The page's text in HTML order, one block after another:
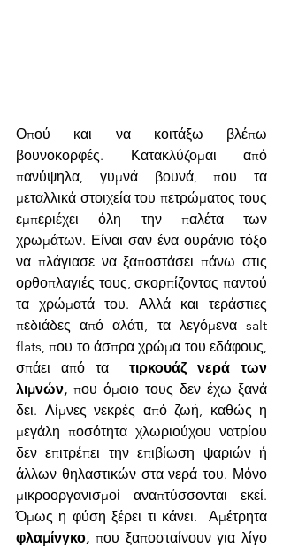
Οπού και να κοιτάξω βλέπω
βουνοκορφές. Κατακλύζομαι από
πανύψηλα, γυμνά βουνά, που τα
μεταλλικά στοιχεία του πετρώματος τους
εμπεριέχει όλη την παλέτα των
χρωμάτων. Είναι σαν ένα ουράνιο τόξο
να πλάγιασε να ξαποστάσει πάνω στις
ορθοπλαγιές τους, σκορπίζοντας παντού
τα χρώματά του. Αλλά και τεράστιες
πεδιάδες από αλάτι, τα λεγόμενα salt
flats, που το άσπρα χρώμα του εδάφους,
σπάει από τα
τιρκουάζ νερά των
λιμνών, που όμοιο τους δεν έχω ξανά
δει. Λίμνες νεκρές από ζωή, καθώς η
μεγάλη ποσότητα χλωριούχου νατρίου
δεν επιτρέπει την επιβίωση ψαριών ή
άλλων θηλαστικών στα νερά του. Μόνο
μικροοργανισμοί αναπτύσσονται εκεί.
φλαμίνγκο, που ξαποσταίνουν για λίγο